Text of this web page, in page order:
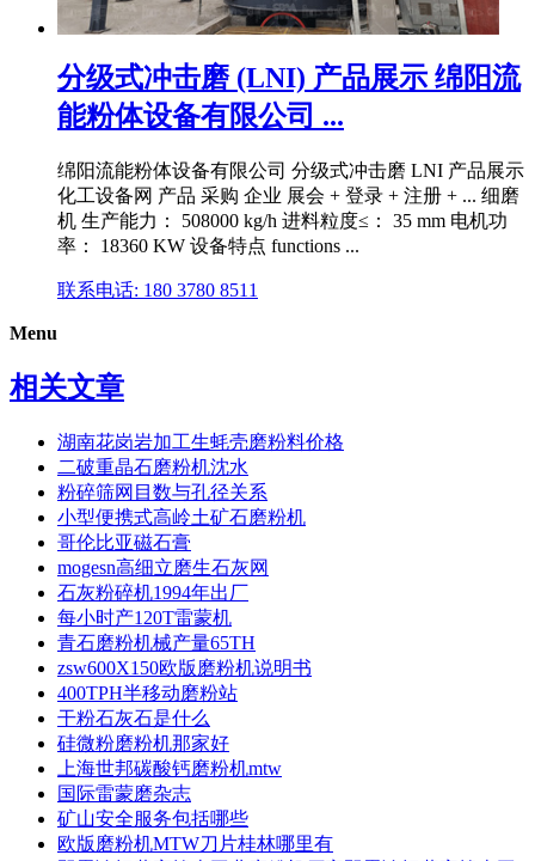
分级式冲击磨 (LNI) 产品展示 绵阳流
能粉体设备有限公司 ...
绵阳流能粉体设备有限公司 分级式冲击磨 LNI 产品展示
化工设备网 产品 采购 企业 展会 + 登录 + 注册 + ... 细磨
机 生产能力： 508000 kg/h 进料粒度≤： 35 mm 电机功
率： 18360 KW 设备特点 functions ...
联系电话: 180 3780 8511
Menu
相关文章
湖南花岗岩加工生蚝壳磨粉料价格
二破重晶石磨粉机沈水
粉碎筛网目数与孔径关系
小型便携式高岭土矿石磨粉机
哥伦比亚磁石膏
mogesn高细立磨生石灰网
石灰粉碎机1994年出厂
每小时产120T雷蒙机
青石磨粉机械产量65TH
zsw600X150欧版磨粉机说明书
400TPH半移动磨粉站
干粉石灰石是什么
硅微粉磨粉机那家好
上海世邦碳酸钙磨粉机mtw
国际雷蒙磨杂志
矿山安全服务包括哪些
欧版磨粉机MTW刀片桂林哪里有